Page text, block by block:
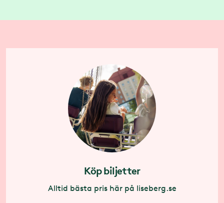
Köp biljetter
Alltid bästa pris här på liseberg.se